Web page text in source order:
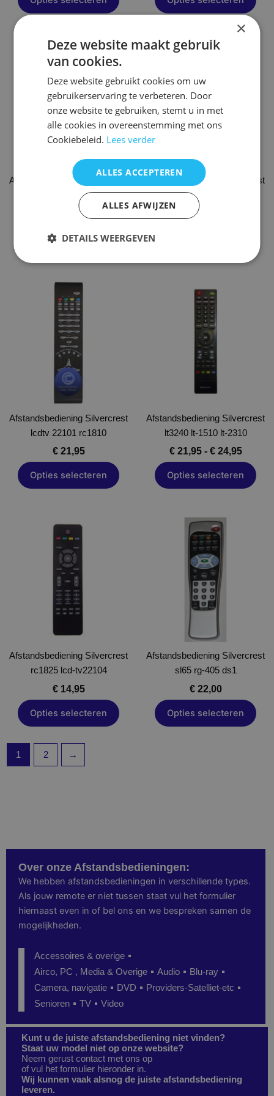
Afstandsbediening Silvercrest
kh6515
19,95
Opties selecteren
Dit
product
heeft
meerdere
variaties.
Deze
optie
gekozen
worden
Afstandsbediening Silvercrest
kh6520
€19,95
Dit
heeft
meerdere
variaties.
Deze
gekozen
Afstandsbediening Silvercrest
lcdtv 22101 rc1810
€21,95
Opties selecteren
product
heeft
meerdere
variaties.
Deze
optie
kan
gekozen
worden
op
de
productpagina
Afstandsbediening Silvercrest
lt3240 lt-1510 lt-2310
€21,95 - €24,95
Opties selecteren
Dit
product
heeft
meerdere
variaties.
Deze
optie
kan
worden
op
de
productpagina
Afstandsbediening Silvercrest
rc1825 lcd-tv22104
€14,95
Opties selecteren
Dit
product
heeft
meerdere
variaties.
Deze
optie
worden
op
de
productpagina
Afstandsbediening Silvercrest
sl65 rg-405 ds1
€22,00
Opties selecteren
Dit
product
heeft
meerdere
variaties.
Deze
optie
kan
gekozen
worden
op
de
productpagina
1 2 →
Over onze Afstandsbedieningen:
We hebben afstandsbedieningen in verschillende types.
Als jouw remote er niet tussen staat vul het formulier
hiernaast even in of bel ons en we bespreken samen de
mogelijkheden.
Accessoires & overige
Airco, PC , Media & Overige
Audio
Blu-ray
Camera, navigatie
DVD
Providers-Satelliet-etc
Senioren
TV Video
Kunt u de juiste afstandsbediening niet vinden?
Staat uw model niet op onze website?
Neem gerust contact met ons op
of vul het formulier hieronder in.
Wij kunnen vaak alsnog de juiste afstandsbediening
leveren.
×
Deze website maakt gebruik
van cookies.
Deze website gebruikt cookies om uw
gebruikerservaring te verbeteren. Door
onze website te gebruiken, stemt u in met
alle cookies in overeenstemming met ons
Cookiebeleid. Lees verder
ALLES ACCEPTEREN
ALLES AFWIJZEN
DETAILS WEERGEVEN